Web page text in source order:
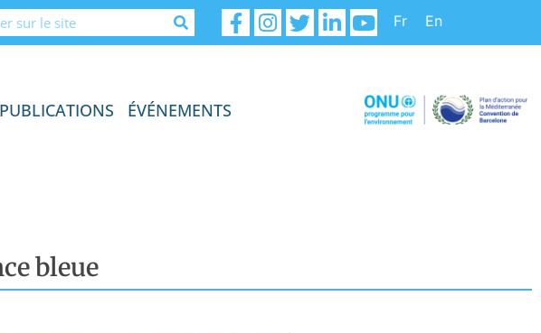
Fr En
PUBLICATIONS ÉVÉNEMENTS
bleue